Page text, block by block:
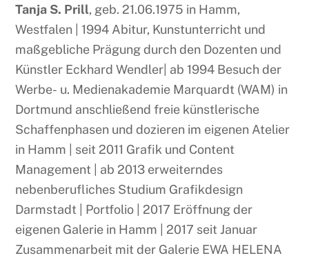
Tanja S. Prill, geb. 21.06.1975 in Hamm,
Westfalen | 1994 Abitur, Kunstunterricht und
maßgebliche Prägung durch den Dozenten und
Künstler Eckhard Wendler| ab 1994 Besuch der
Werbe- u. Medienakademie Marquardt (WAM) in
Dortmund anschließend freie künstlerische
Schaffenphasen und dozieren im eigenen Atelier
in Hamm | seit 2011 Grafik und Content
Management | ab 2013 erweiterndes
nebenberufliches Studium Grafikdesign
Darmstadt | Portfolio | 2017 Eröffnung der
eigenen Galerie in Hamm | 2017 seit Januar
Zusammenarbeit mit der Galerie EWA HELENA